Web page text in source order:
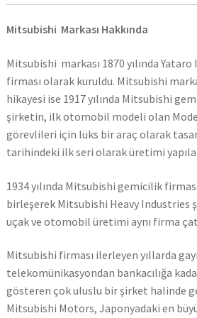
Mitsubishi Markası Hakkında
Mitsubishi markası 1870 yılında
firması olarak kuruldu. Mitsubishi
hikayesi ise 1917 yılında Mitsubishi
şirketin, ilk otomobil modeli olan
görevlileri için lüks bir araç olarak
tarihindeki ilk seri olarak üretimi
1934 yılında Mitsubishi gemicilik
birleşerek Mitsubishi Heavy
uçak ve otomobil üretimi aynı firma
Mitsubishi firması ilerleyen yıllarda
telekomünikasyondan bankacılığa
gösteren çok uluslu bir şirket halinde
Mitsubishi Motors, Japonyadaki en